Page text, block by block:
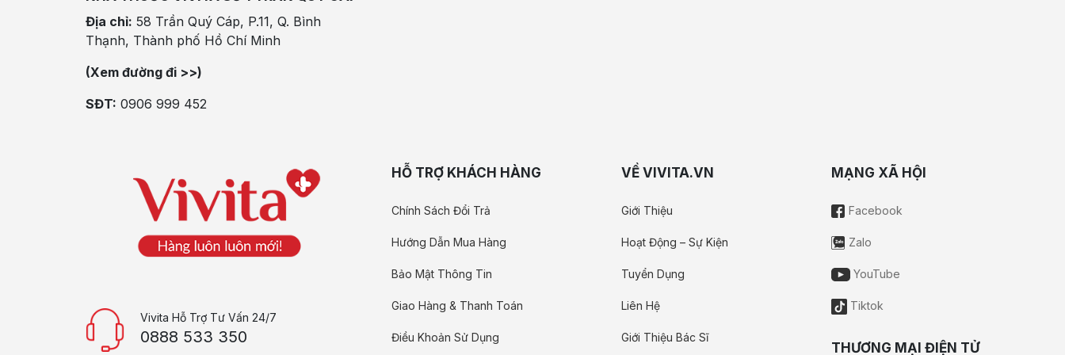
Địa chỉ: 58 Trần Quý Cáp, P.11, Q. Bình
Thạnh, Thành phố Hồ Chí Minh
(Xem đường đi >>)
SĐT: 0906 999 452
Vivita Hỗ Trợ Tư Vấn 24/7
0888 533 350
HỖ TRỢ KHÁCH HÀNG
Chính Sách Đổi Trả
Hướng Dẫn Mua Hàng
Bảo Mật Thông Tin
Giao Hàng & Thanh Toán
Điều Khoản Sử Dụng
VỀ VIVITA.VN
Giới Thiệu
Hoạt Động – Sự Kiện
Tuyển Dụng
Liên Hệ
Giới Thiệu Bác Sĩ
MẠNG XÃ HỘI
Facebook
Zalo
YouTube
Tiktok
THƯƠNG MẠI ĐIỆN TỬ